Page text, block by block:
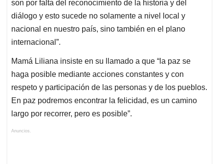
son por falta del reconocimiento de la historia y del
diálogo y esto sucede no solamente a nivel local y
nacional en nuestro país, sino también en el plano
internacional”.
Mamá Liliana insiste en su llamado a que “la paz se
haga posible mediante acciones constantes y con
respeto y participación de las personas y de los pueblos.
En paz podremos encontrar la felicidad, es un camino
largo por recorrer, pero es posible”.
Anuncios.